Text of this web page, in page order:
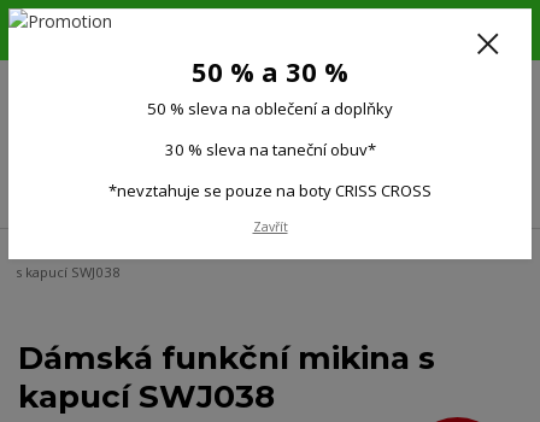
6.-16.8.26. DOVOLENÁ !!! 50 % SLEVA na všechno oblečení a doplňky !!!
(Po-Pá 9:00-15.00)
s kapucí SWJ038
Dámská funkční mikina s
kapucí SWJ038
50 % a 30 %
50 % sleva na oblečení a doplňky
30 % sleva na taneční obuv*
*nevztahuje se pouze na boty CRISS CROSS
Zavřít